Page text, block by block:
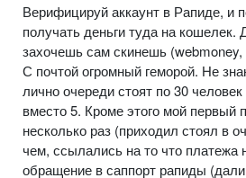
Верифицируй аккаунт в Рапиде, и
получать деньги туда на кошелек.
захочешь сам скинешь (webmoney,
С почтой огромный геморой. Не
лично очереди стоят по 30
вместо 5. Кроме этого мой первый
несколько раз (приходил стоял в
чем, ссылались на то что платежа
обращение в саппорт рапиды